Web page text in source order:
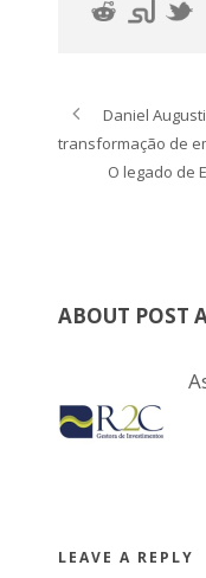
Daniel
transformação de
O legado de
ABOUT POST
LEAVE A REPLY